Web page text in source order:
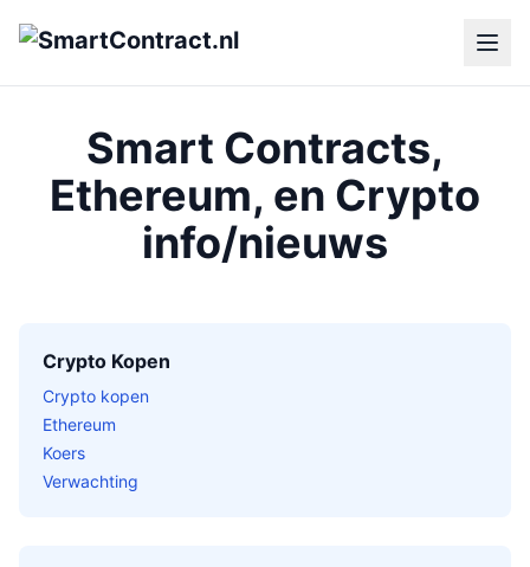
Smart Contracts,
Ethereum, en Crypto
info/nieuws
Crypto Kopen
Crypto kopen
Ethereum
Koers
Verwachting